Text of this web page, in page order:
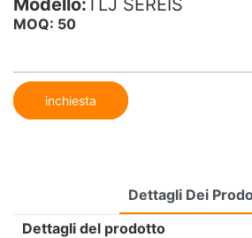
Modello:TLJ SEREIS
MOQ: 50
inchiesta
Dettagli Dei
Dettagli del prodotto